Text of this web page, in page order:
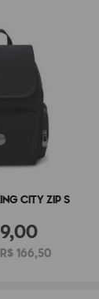
CITY ZIP S
,00
166,50